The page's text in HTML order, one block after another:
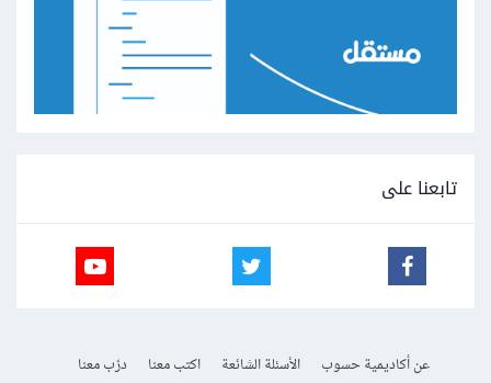
تابعنا على
عن أكاديمية حسوب الأسئلة الشائعة اكتب معنا
درّب معنا